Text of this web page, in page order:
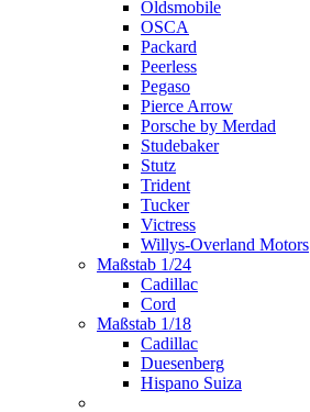
Oldsmobile
OSCA
Packard
Peerless
Pegaso
Pierce Arrow
Porsche by Merdad
Studebaker
Stutz
Trident
Tucker
Victress
Willys-Overland Motors
Maßstab 1/24
Cadillac
Cord
Maßstab 1/18
Cadillac
Duesenberg
Hispano Suiza